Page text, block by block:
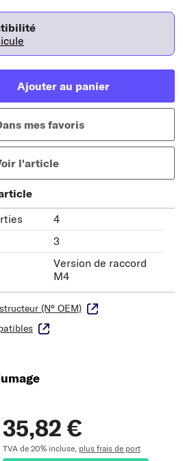
Ajouter au panier
mes favoris
l'article
4
3
Version de raccord
M4
(N° OEM)
35,82 €
TVA de 20% incluse, plus frais de port